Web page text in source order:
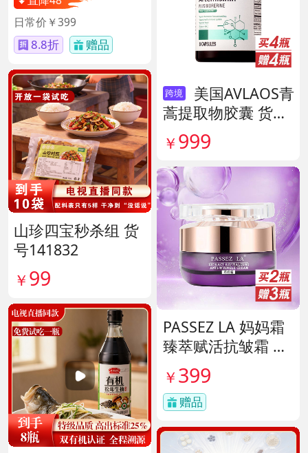
日常价￥399
8.8折 赠品
山珍四宝秒杀组 货
号141832
￥ 99
跨境
美国AVLAOS青
蒿提取物胶囊 货号
140567
￥ 999
PASSEZ LA 妈妈霜
臻萃赋活抗皱霜 货
号137759
￥ 399
赠品